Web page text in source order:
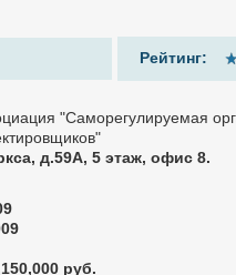
Рейтинг:
"Саморегулируемая
д.59А, 5 этаж, офис 8.
руб.